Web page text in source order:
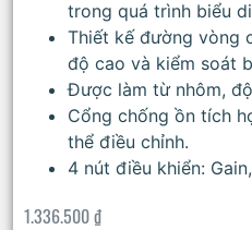
trong quá trình biểu
Thiết kế đường vòng
độ cao và kiểm soát
Được làm từ nhôm,
Cổng chống ồn tích
thể điều chỉnh.
4 nút điều khiển:
1.336.500₫